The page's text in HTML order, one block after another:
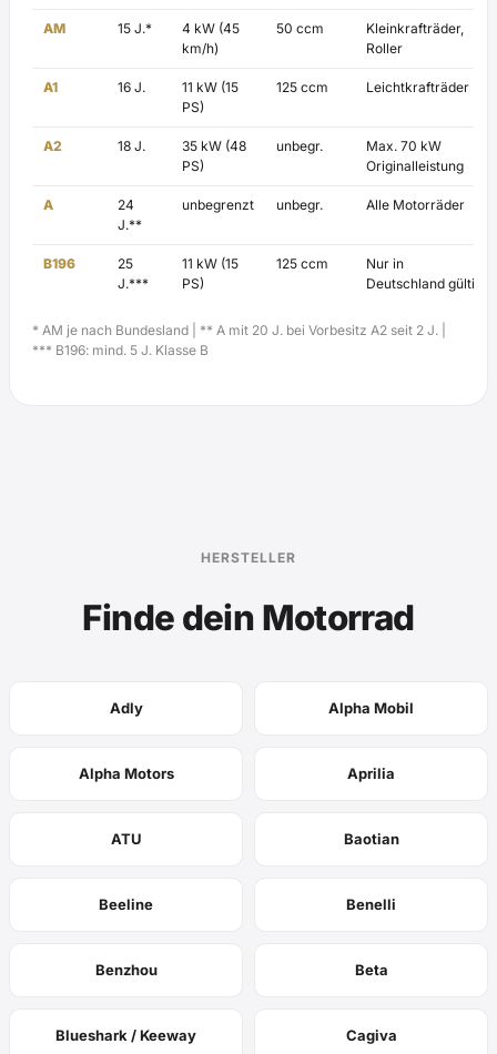
AM 15 J.*
4 kW (45
km/h)
50 ccm
Kleinkrafträder,
Roller
A1 16 J.
11 kW (15
PS)
125 ccm Leichtkrafträder
A2 18 J.
35 kW (48
PS)
unbegr.
Max. 70 kW
Originalleistung
A
24
J.**
unbegrenzt unbegr. Alle Motorräder
B196
25
J.***
11 kW (15
PS)
125 ccm
Nur in
Deutschland gültig
* AM je nach Bundesland | ** A mit 20 J. bei Vorbesitz A2 seit 2 J. |
*** B196: mind. 5 J. Klasse B
HERSTELLER
Finde dein Motorrad
Adly Alpha Mobil
Alpha Motors Aprilia
ATU Baotian
Beeline Benelli
Benzhou Beta
Blueshark / Keeway Cagiva